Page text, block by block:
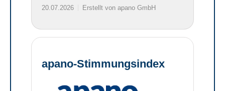
20.07.2026 Erstellt von apano GmbH
apano-Stimmungsindex